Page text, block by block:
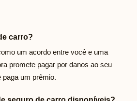
carro?
um acordo entre você e uma
promete pagar por danos ao seu
um prêmio.